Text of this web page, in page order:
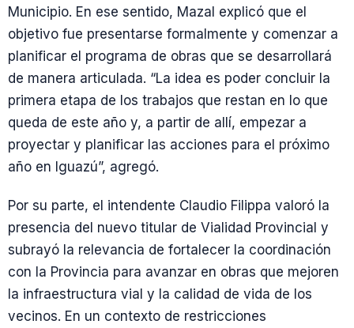
Municipio. En ese sentido, Mazal explicó que el
objetivo fue presentarse formalmente y comenzar a
planificar el programa de obras que se desarrollará
de manera articulada. “La idea es poder concluir la
primera etapa de los trabajos que restan en lo que
queda de este año y, a partir de allí, empezar a
proyectar y planificar las acciones para el próximo
año en Iguazú”, agregó.
Por su parte, el intendente Claudio Filippa valoró la
presencia del nuevo titular de Vialidad Provincial y
subrayó la relevancia de fortalecer la coordinación
con la Provincia para avanzar en obras que mejoren
la infraestructura vial y la calidad de vida de los
vecinos. En un contexto de restricciones